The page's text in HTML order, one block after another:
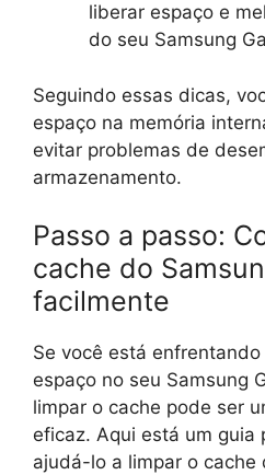
liberar espaço e
do seu Samsung
Seguindo essas dicas,
espaço na memória
evitar problemas de
armazenamento.
Passo a passo:
cache do
facilmente
Se você está
espaço no seu Samsung
limpar o cache pode ser
eficaz. Aqui está um guia
ajudá-lo a limpar o cache